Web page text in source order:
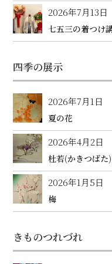
2026年7月13日
七五三の着つけ
四季の展示
2026年7月1日
夏の花
2026年4月2日
杜若(かきつばた
2026年1月5日
梅
きものつれづれ